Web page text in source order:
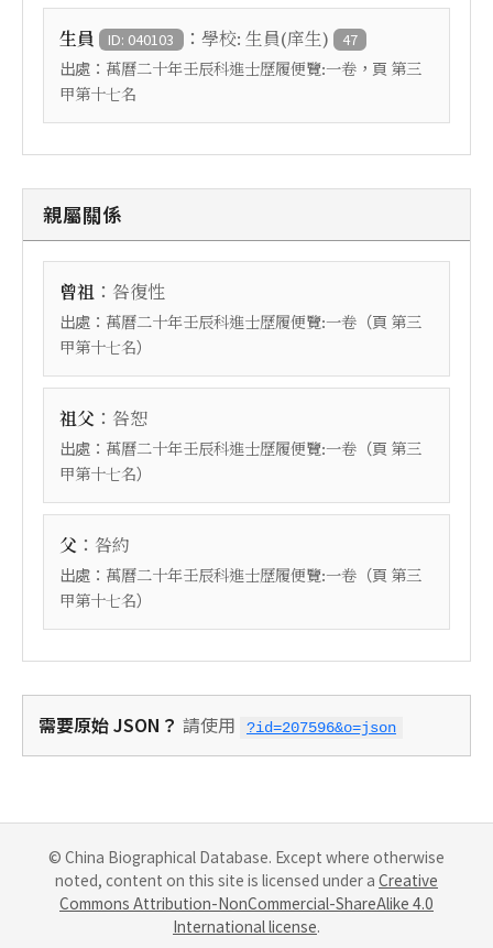
生員 ID: 040103 ： 學校: 生員(庠生) 47
出處： 萬曆二十年壬辰科進士歷履便覽:一卷 ，頁 第三
甲第十七名
親屬關係
曾祖 ： 咎復性
出處： 萬曆二十年壬辰科進士歷履便覽:一卷 （頁 第三
甲第十七名）
祖父 ： 咎恕
出處： 萬曆二十年壬辰科進士歷履便覽:一卷 （頁 第三
甲第十七名）
父 ： 咎約
出處： 萬曆二十年壬辰科進士歷履便覽:一卷 （頁 第三
甲第十七名）
需要原始 JSON？ 請使用 ?id=207596&o=json
© China Biographical Database. Except where otherwise
noted, content on this site is licensed under a Creative
Commons Attribution-NonCommercial-ShareAlike 4.0
International license.